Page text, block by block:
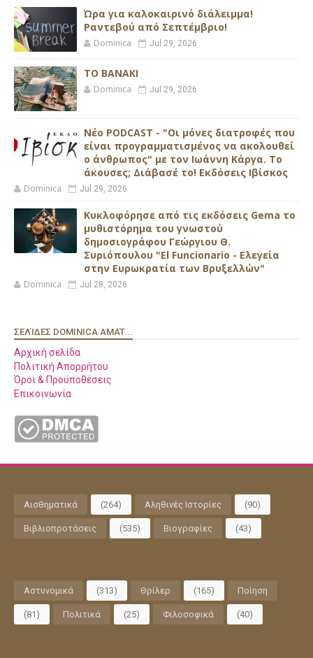
Ώρα για καλοκαιρινό διάλειμμα!
Ραντεβού από Σεπτέμβριο!
Dominica Jul 29, 2026
ΤΟ ΒΑΝΑΚΙ
Dominica Jul 29, 2026
Νέο PODCAST - "Οι μόνες διατροφές που
είναι προγραμματισμένος να ακολουθεί
ο άνθρωπος" με τον Ιωάννη Κάργα. Το
άκουσες; Διάβασέ το! Εκδόσεις Ιβίσκος
Dominica Jul 29, 2026
Κυκλοφόρησε από τις εκδόσεις Gema το
μυθιστόρημα του γνωστού
δημοσιογράφου Γεώργιου Θ.
Συριόπουλου "El Funcionario - Ελεγεία
στην Ευρωκρατία των Βρυξελλών"
Dominica Jul 28, 2026
ΣΕΛΊΔΕΣ DOMINICA AMAT...
Αρχική σελίδα
Πολιτική Απορρήτου
Όροι & Προϋποθέσεις
Επικοινωνία
Αισθηματικά (264) Αληθινές Ιστορίες (90)
Βιβλιοπροτάσεις (535) Βιογραφίες (43)
Αστυνομικά (313) Θρίλερ (165) Ποίηση
(81) Πολιτικά (25) Φιλοσοφικά (40)